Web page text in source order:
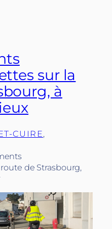
sur la
à
CUIRE
de Strasbourg,